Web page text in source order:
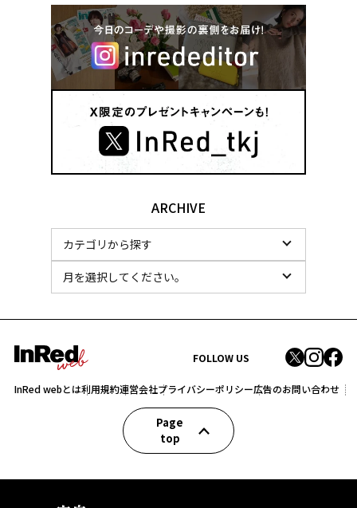
ARCHIVE
FOLLOW US
InRed webとは利用規約運営会社プライバシーポリシー広告のお問い合わせ
Page
top